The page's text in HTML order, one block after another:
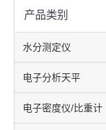
产品类别
水分测定仪
电子分析天平
电子密度仪/比重计